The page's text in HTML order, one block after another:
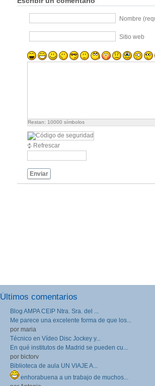
Nombre
Sitio web
Restan: 10000 símbolos
Refrescar
Enviar
Últimos comentarios
Blog AMPA CEIP Ntra. Sra. del ...
Me parece una excelente forma de que los...
por maria
Técnico en Vídeo Disc Jockey y...
En qué institutos de Madrid se pueden cu...
por bictorv
Biblioteca de aula UN VIAJE A...
enhorabuena a un trabajo de muchos...